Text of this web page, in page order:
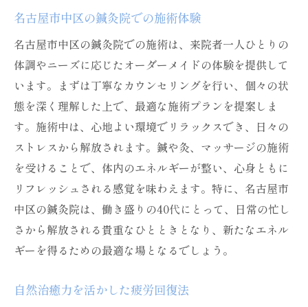
名古屋市中区の鍼灸院での施術体験
名古屋市中区の鍼灸院での施術は、来院者一人ひとりの
体調やニーズに応じたオーダーメイドの体験を提供して
います。まずは丁寧なカウンセリングを行い、個々の状
態を深く理解した上で、最適な施術プランを提案しま
す。施術中は、心地よい環境でリラックスでき、日々の
ストレスから解放されます。鍼や灸、マッサージの施術
を受けることで、体内のエネルギーが整い、心身ともに
リフレッシュされる感覚を味わえます。特に、名古屋市
中区の鍼灸院は、働き盛りの40代にとって、日常の忙し
さから解放される貴重なひとときとなり、新たなエネル
ギーを得るための最適な場となるでしょう。
自然治癒力を活かした疲労回復法